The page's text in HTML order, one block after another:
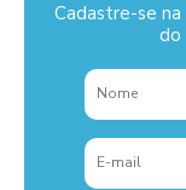
Cadastre-se
do